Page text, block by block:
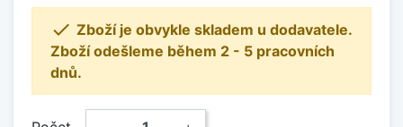
 Zboží je obvykle skladem u dodavatele.
Zboží odešleme během 2 - 5 pracovních
dnů.